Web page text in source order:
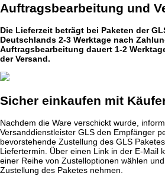
Auftragsbearbeitung und
Die Lieferzeit beträgt bei Paketen der
Deutschlands 2-3 Werktage nach
Auftragsbearbeitung dauert 1-2
der Versand.
Sicher einkaufen mit
Nachdem die Ware verschickt wurde,
Versanddienstleister GLS den Empfänger
bevorstehende Zustellung des GLS
Liefertermin. Über einen Link in der E-Mail
einer Reihe von Zustelloptionen wählen
Zustellung des Paketes nehmen.